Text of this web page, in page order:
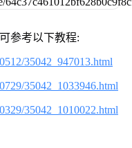
参考以下教程:
35042_947013.html
35042_1033946.html
35042_1010022.html